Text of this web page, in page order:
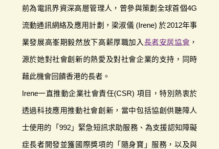
前為電訊界資深高層管理人，曾參與策劃全球首個4G
流動通訊網絡及應用計劃，梁淑儀 (Irene) 於2012年事
業發展高峯期毅然放下高薪厚職加入 長者安居協會 ，
源於她對社會創新的熱愛及對社會企業的支持，同時
藉此機會回饋香港的長者。
Irene一直推動企業社會責任(CSR) 項目，特別熱衷於
透過科技應用推動社會創新，當中包括協創供聽障人
士使用的「992」緊急短訊求助服務、為支援認知障礙
症長者開發並獲國際獎項的「隨身寶」服務，以及與